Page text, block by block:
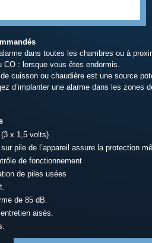
dans toutes les chambres ou à
CO : lorsque vous êtes endormis.
cuisson ou chaudière est une source
d’implanter une alarme dans les zones
x 1,5 volts)
sur pile de l’appareil assure la protection
de fonctionnement
de piles usées
de 85 dB.
aisés.